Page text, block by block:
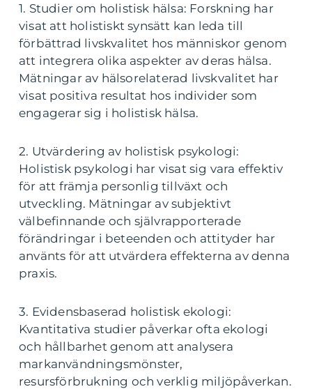
1. Studier om holistisk hälsa: Forskning har
visat att holistiskt synsätt kan leda till
förbättrad livskvalitet hos människor genom
att integrera olika aspekter av deras hälsa.
Mätningar av hälsorelaterad livskvalitet har
visat positiva resultat hos individer som
engagerar sig i holistisk hälsa.
2. Utvärdering av holistisk psykologi:
Holistisk psykologi har visat sig vara effektiv
för att främja personlig tillväxt och
utveckling. Mätningar av subjektivt
välbefinnande och självrapporterade
förändringar i beteenden och attityder har
använts för att utvärdera effekterna av denna
praxis.
3. Evidensbaserad holistisk ekologi:
Kvantitativa studier påverkar ofta ekologi
och hållbarhet genom att analysera
markanvändningsmönster,
resursförbrukning och verklig miljöpåverkan.